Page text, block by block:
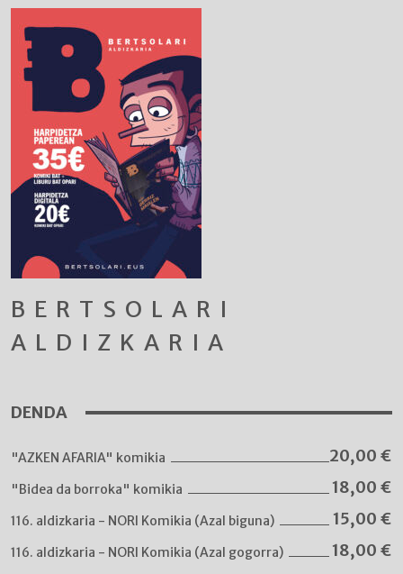
BERTSOLARI
ALDIZKARIA
DENDA
"AZKEN AFARIA" komikia 20,00 €
"Bidea da borroka" komikia 18,00 €
116. aldizkaria - NORI Komikia (Azal biguna) 15,00 €
116. aldizkaria - NORI Komikia (Azal gogorra) 18,00 €